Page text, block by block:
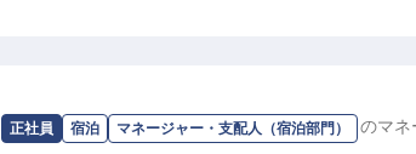
ーー【多様な働き方を応援し、あなたの成長を
正社員 宿泊 マネージャー・支配人（宿泊部門）
求人情報：SHONAI HOTEL SUIDEN TERRASSE のマネ